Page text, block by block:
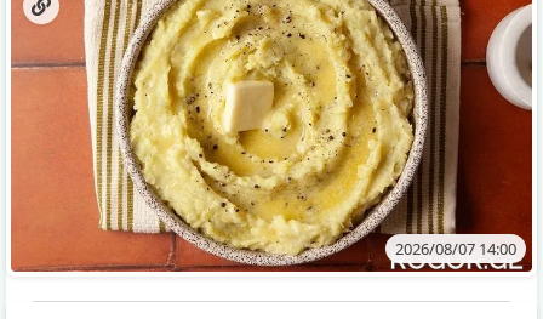
2026/08/07 14:00